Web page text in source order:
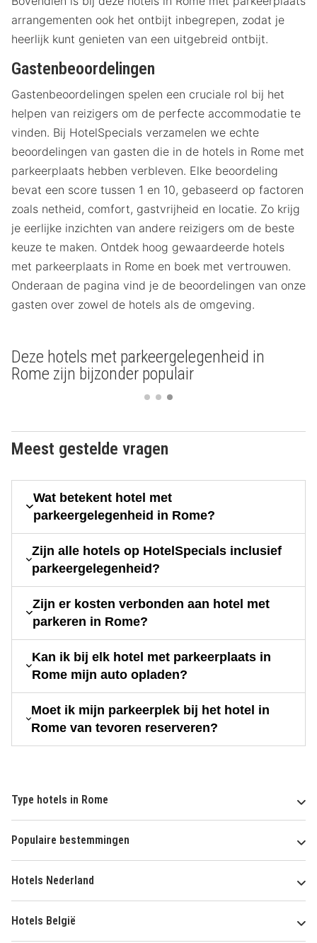
arrangementen ook het ontbijt inbegrepen, zodat je
heerlijk kunt genieten van een uitgebreid ontbijt.
Gastenbeoordelingen
Gastenbeoordelingen spelen een cruciale rol bij het
helpen van reizigers om de perfecte accommodatie te
vinden. Bij HotelSpecials verzamelen we echte
beoordelingen van gasten die in de hotels in Rome met
parkeerplaats hebben verbleven. Elke beoordeling
bevat een score tussen 1 en 10, gebaseerd op factoren
zoals netheid, comfort, gastvrijheid en locatie. Zo krijg
je eerlijke inzichten van andere reizigers om de beste
keuze te maken. Ontdek hoog gewaardeerde hotels
met parkeerplaats in Rome en boek met vertrouwen.
Onderaan de pagina vind je de beoordelingen van onze
gasten over zowel de hotels als de omgeving.
Deze hotels met parkeergelegenheid in
Rome zijn bijzonder populair
Meest gestelde vragen
Wat betekent hotel met
parkeergelegenheid in Rome?
Zijn alle hotels op HotelSpecials inclusief
parkeergelegenheid?
Zijn er kosten verbonden aan hotel met
parkeren in Rome?
Kan ik bij elk hotel met parkeerplaats in
Rome mijn auto opladen?
Moet ik mijn parkeerplek bij het hotel in
Rome van tevoren reserveren?
Type hotels in Rome
Populaire bestemmingen
Hotels Nederland
Hotels België